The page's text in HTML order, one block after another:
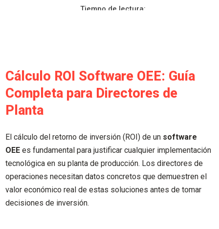
Tiempo de lectura:
Cálculo ROI Software OEE: Guía
Completa para Directores de
Planta
El cálculo del retorno de inversión (ROI) de un software
OEE es fundamental para justificar cualquier implementación
tecnológica en su planta de producción. Los directores de
operaciones necesitan datos concretos que demuestren el
valor económico real de estas soluciones antes de tomar
decisiones de inversión.